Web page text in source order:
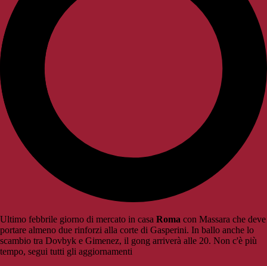
Ultimo febbrile giorno di mercato in casa Roma con Massara che deve
portare almeno due rinforzi alla corte di Gasperini. In ballo anche lo
scambio tra Dovbyk e Gimenez, il gong arriverà alle 20. Non c'è più
tempo, segui tutti gli aggiornamenti